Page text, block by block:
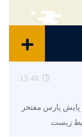
15:48
پارس مفتخر
زیست